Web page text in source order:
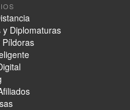
Diplomaturas